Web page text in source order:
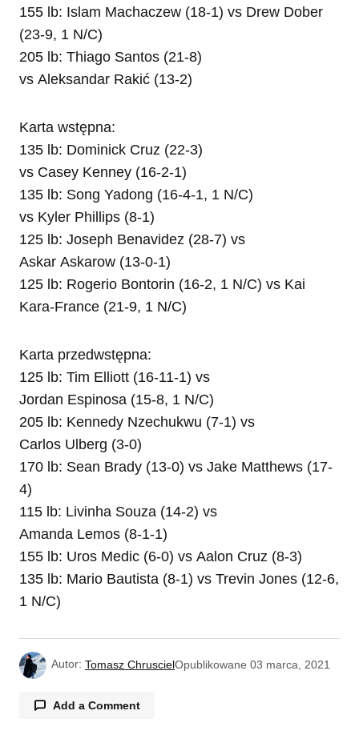
155 lb: Islam Machaczew (18-1) vs Drew Dober
(23-9, 1 N/C)
205 lb: Thiago Santos (21-8)
vs Aleksandar Rakić (13-2)
Karta wstępna:
135 lb: Dominick Cruz (22-3)
vs Casey Kenney (16-2-1)
135 lb: Song Yadong (16-4-1, 1 N/C)
vs Kyler Phillips (8-1)
125 lb: Joseph Benavidez (28-7) vs
Askar Askarow (13-0-1)
125 lb: Rogerio Bontorin (16-2, 1 N/C) vs Kai
Kara-France (21-9, 1 N/C)
Karta przedwstępna:
125 lb: Tim Elliott (16-11-1) vs
Jordan Espinosa (15-8, 1 N/C)
205 lb: Kennedy Nzechukwu (7-1) vs
Carlos Ulberg (3-0)
170 lb: Sean Brady (13-0) vs Jake Matthews (17-
4)
115 lb: Livinha Souza (14-2) vs
Amanda Lemos (8-1-1)
155 lb: Uros Medic (6-0) vs Aalon Cruz (8-3)
135 lb: Mario Bautista (8-1) vs Trevin Jones (12-6,
1 N/C)
Autor: Tomasz ChruscielOpublikowane 03 marca, 2021
Add a Comment